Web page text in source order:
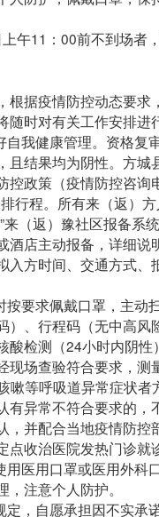
午11：00前不到场者
根据疫情防控动态要求
随时对有关工作安排进
自我健康管理。资格复
且结果均为阴性。方城
控政策（疫情防控咨询
行程。所有来（返）
来（返）豫社区报备系
酒店主动报备，详细说
入方时间、交通方式、
按要求佩戴口罩，主动
）、行程码（无中高风
酸检测（24小时内阴性
现场查验符合要求，测
嗽等呼吸道异常症状者
有异常不符合要求的，
，并配合当地疫情防控
收治医院发热门诊就
用医用口罩或医用外科
注意个人防护。
定，自愿承担因不实承